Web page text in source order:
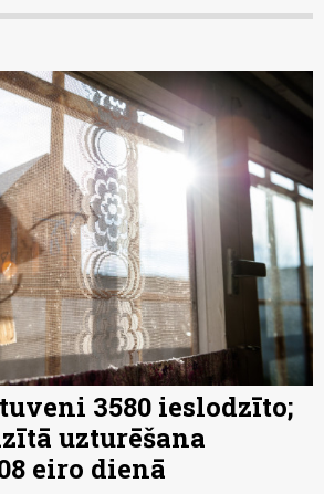
3580 ieslodzīto;
uzturēšana
eiro dienā